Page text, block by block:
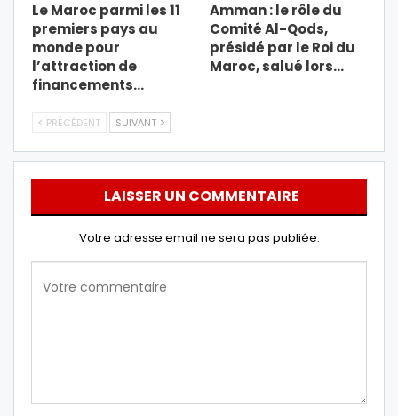
Le Maroc parmi les 11
premiers pays au
monde pour
l’attraction de
financements…
Amman : le rôle du
Comité Al-Qods,
présidé par le Roi du
Maroc, salué lors…
PRÉCÉDENT SUIVANT
LAISSER UN COMMENTAIRE
Votre adresse email ne sera pas publiée.